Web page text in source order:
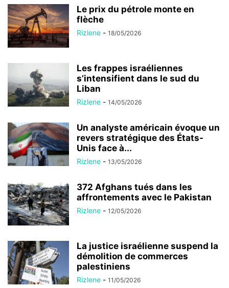
Le prix du pétrole monte en
flèche
Rizlene - 18/05/2026
Les frappes israéliennes
s’intensifient dans le sud du
Liban
Rizlene - 14/05/2026
Un analyste américain évoque un
revers stratégique des États-
Unis face à...
Rizlene - 13/05/2026
372 Afghans tués dans les
affrontements avec le Pakistan
Rizlene - 12/05/2026
La justice israélienne suspend la
démolition de commerces
palestiniens
Rizlene - 11/05/2026